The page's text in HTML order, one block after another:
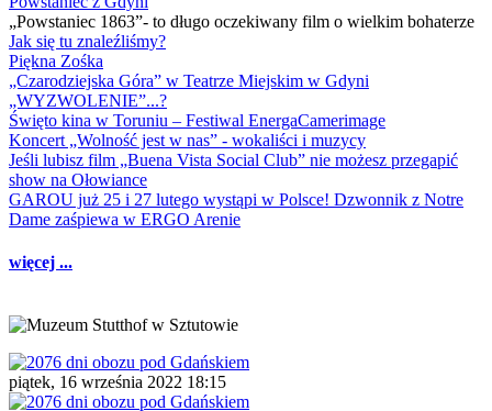
„Powstaniec 1863”- to długo oczekiwany film o wielkim bohaterze
Jak się tu znaleźliśmy?
Piękna Zośka
„Czarodziejska Góra” w Teatrze Miejskim w Gdyni
„WYZWOLENIE”...?
Święto kina w Toruniu – Festiwal EnergaCamerimage
Koncert „Wolność jest w nas” - wokaliści i muzycy
Jeśli lubisz film „Buena Vista Social Club” nie możesz przegapić
show na Ołowiance
GAROU już 25 i 27 lutego wystąpi w Polsce! Dzwonnik z Notre
Dame zaśpiewa w ERGO Arenie
więcej ...
piątek, 16 września 2022 18:15